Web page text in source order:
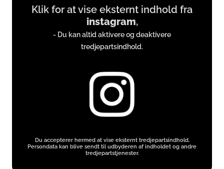
content
instagram.com
Klik for at vise eksternt indhold fra
instagram,
- Du kan altid aktivere og deaktivere
tredjepartsindhold.
Du accepterer hermed at vise eksternt tredjepartsindhold.
Persondata kan blive sendt til udbyderen af indholdet og andre
tredjepartstjenester.